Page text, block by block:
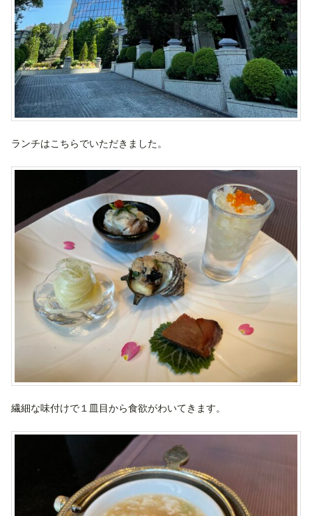
ランチはこちらでいただきました。
繊細な味付けで１皿目から食欲がわいてきます。